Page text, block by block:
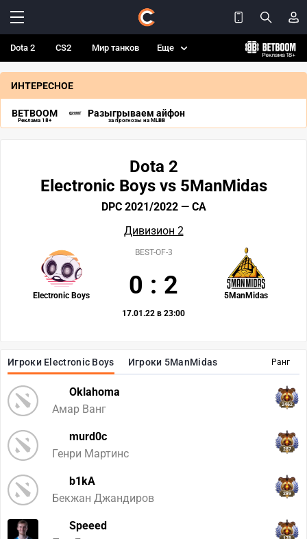
Dota 2 CS2 Мир танков Еще
ИНТЕРЕСНОЕ
BETBOOM
Реклама 18+
Разыгрываем айфон
за прогнозы на MLBB
Ранг
Игроки Electronic Boys Игроки 5ManMidas
Oklahoma
Амар Ванг
2462
murd0c
Генри Мартинс
287
b1kA
Бекжан Джандиров
289
Speeed
Dota 2
Electronic Boys vs 5ManMidas
DPC 2021/2022 — СА
Дивизион 2
Electronic Boys 5ManMidas
BEST-OF-3
0 : 2
17.01.22 в 23:00